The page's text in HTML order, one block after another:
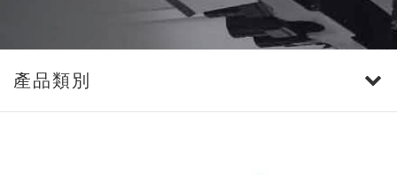
產品類別